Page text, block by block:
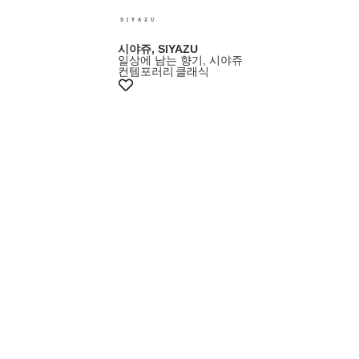
시야쥬, SIYAZU
일상에 남는 향기, 시야쥬
컨템포러리 클래식